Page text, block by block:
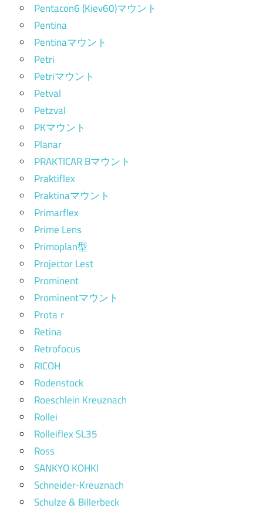
Pentacon6 (Kiev60)マウント
Pentina
Pentinaマウント
Petri
Petriマウント
Petval
Petzval
PKマウント
Planar
PRAKTICAR Bマウント
Praktiflex
Praktinaマウント
Primarflex
Prime Lens
Primoplan型
Projector Lest
Prominent
Prominentマウント
Protaｒ
Retina
Retrofocus
RICOH
Rodenstock
Roeschlein Kreuznach
Rollei
Rolleiflex SL35
Ross
SANKYO KOHKI
Schneider-Kreuznach
Schulze & Billerbeck